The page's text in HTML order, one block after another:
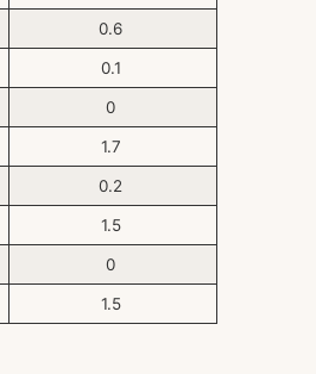
0.6
0.1
0
1.7
0.2
1.5
0
1.5